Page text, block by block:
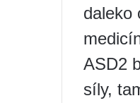
daleko
ASD2
síly,